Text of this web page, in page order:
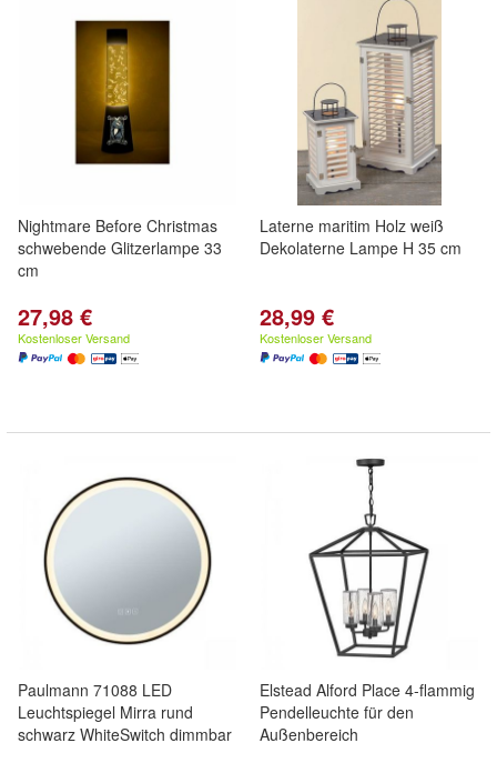
Nightmare Before Christmas
schwebende Glitzerlampe 33
cm
27,98 €
Kostenloser Versand
Laterne maritim Holz weiß
Dekolaterne Lampe H 35 cm
28,99 €
Kostenloser Versand
Paulmann 71088 LED
Leuchtspiegel Mirra rund
schwarz WhiteSwitch dimmbar
Elstead Alford Place 4-flammig
Pendelleuchte für den
Außenbereich